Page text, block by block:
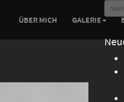
ÜBER MICH GALERIE